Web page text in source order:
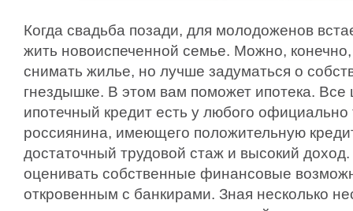
Когда свадьба позади, для молодоженов
жить новоиспеченной семье. Можно,
снимать жилье, но лучше задуматься о
гнездышке. В этом вам поможет ипотека.
ипотечный кредит есть у любого официально
россиянина, имеющего положительную
достаточный трудовой стаж и высокий
оценивать собственные финансовые
откровенным с банкирами. Зная несколько